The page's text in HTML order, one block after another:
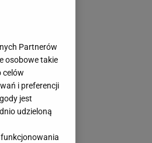
Partnerów
osobowe takie
celów
i preferencji
jest
udzieloną